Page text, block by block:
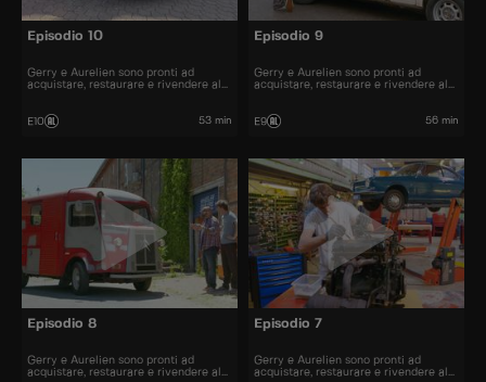
Episodio 10
Gerry e Aurelien sono pronti ad
acquistare, restaurare e rivendere al
E10 53 min
Episodio 9
Gerry e Aurelien sono pronti ad
acquistare, restaurare e rivendere al
E9 56 min
Episodio 8
Gerry e Aurelien sono pronti ad
acquistare, restaurare e rivendere al
Episodio 7
Gerry e Aurelien sono pronti ad
acquistare, restaurare e rivendere al